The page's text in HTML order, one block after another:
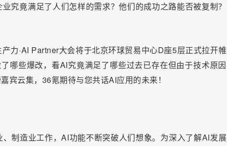
究竟满足了人们怎样的需求？他们的成功之路能否被复制？
力·AI Partner大会将于北京环球贸易中心D座5层正式拉开帷
哪些爆改，看AI究竟满足了哪些过去已存在但由于技术原因
宾云集，36氪期待与您共话AI应用的未来！
制造业工作，AI功能不断突破人们想象。为深入了解AI发展